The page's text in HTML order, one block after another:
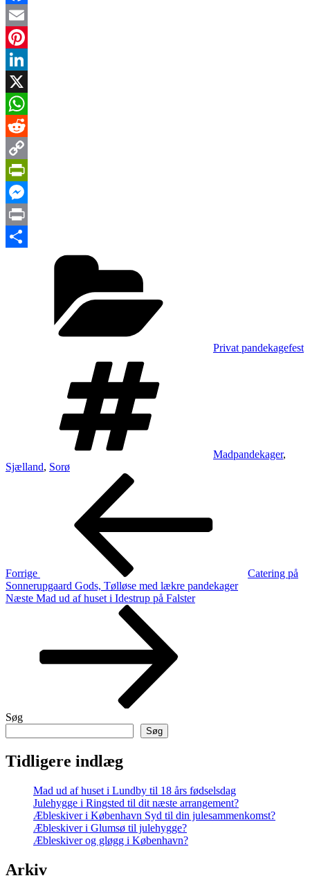
Facebook
Email
Pinterest
LinkedIn
X
WhatsApp
Reddit
Copy
Link
PrintFriendly
Messenger
Print
Privat pandekagefest
Madpandekager,
Sjælland, Sorø
Indlægsnavigation
Forrige
Catering på
Sonnerupgaard Gods, Tølløse med lækre pandekager
Næste
Næste Mad ud af huset i Idestrup på Falster
Søg
Søg
Tidligere indlæg
Mad ud af huset i Lundby til 18 års fødselsdag
Julehygge i Ringsted til dit næste arrangement?
Æbleskiver i København Syd til din julesammenkomst?
Æbleskiver i Glumsø til julehygge?
Æbleskiver og gløgg i København?
Arkiv